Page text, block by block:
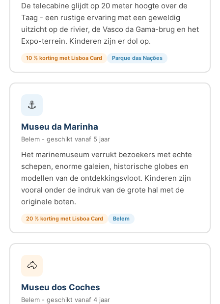
De telecabine glijdt op 20 meter hoogte over de
Taag - een rustige ervaring met een geweldig
uitzicht op de rivier, de Vasco da Gama-brug en het
Expo-terrein. Kinderen zijn er dol op.
10 % korting met Lisboa Card Parque das Nações
⚓
Museu da Marinha
Belem - geschikt vanaf 5 jaar
Het marinemuseum verrukt bezoekers met echte
schepen, enorme galeien, historische globes en
modellen van de ontdekkingsvloot. Kinderen zijn
vooral onder de indruk van de grote hal met de
originele boten.
20 % korting met Lisboa Card Belem
🐴
Museu dos Coches
Belem - geschikt vanaf 4 jaar